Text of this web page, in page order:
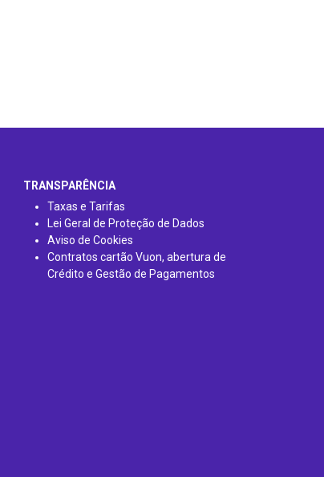
TRANSPARÊNCIA
Taxas e Tarifas
Lei Geral de Proteção de Dados
Aviso de Cookies
Contratos cartão Vuon, abertura de
Crédito e Gestão de Pagamentos